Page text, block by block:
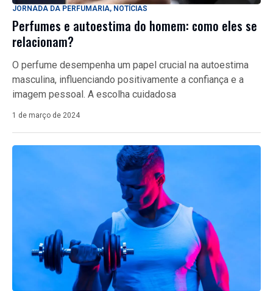
JORNADA DA PERFUMARIA, NOTÍCIAS
Perfumes e autoestima do homem: como eles se
relacionam?
O perfume desempenha um papel crucial na autoestima
masculina, influenciando positivamente a confiança e a
imagem pessoal. A escolha cuidadosa
1 de março de 2024